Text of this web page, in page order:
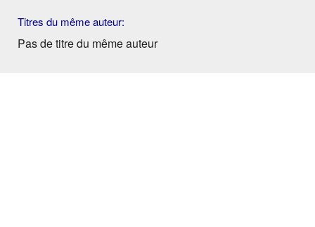
Titres du même auteur:
Pas de titre du même auteur